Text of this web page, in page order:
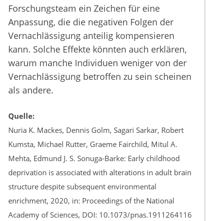
Forschungsteam ein Zeichen für eine
Anpassung, die die negativen Folgen der
Vernachlässigung anteilig kompensieren
kann. Solche Effekte könnten auch erklären,
warum manche Individuen weniger von der
Vernachlässigung betroffen zu sein scheinen
als andere.
Quelle:
Nuria K. Mackes, Dennis Golm, Sagari Sarkar, Robert
Kumsta, Michael Rutter, Graeme Fairchild, Mitul A.
Mehta, Edmund J. S. Sonuga-Barke: Early childhood
deprivation is associated with alterations in adult brain
structure despite subsequent environmental
enrichment, 2020, in: Proceedings of the National
Academy of Sciences, DOI: 10.1073/pnas.1911264116